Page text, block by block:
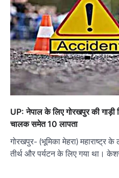
UP: नेपाल के लिए गोरखपुर की गाड़ी
चालक समेत 10 लापता
गोरखपुर- (भूमिका मेहरा) महाराष्ट्र
तीर्थ और पर्यटन के लिए गया था।